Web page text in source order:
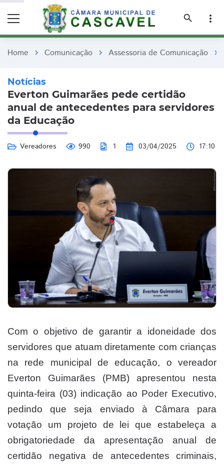
remove_red_eye
search
more_vert
Home chevron_right Comunicação chevron_right Assessoria de Comunicação chevron_right
Notícias
Everton Guimarães pede certidão
anual de antecedentes para servidores
da Educação
Vereadores 990 1 03/04/2025 17:10
Com o objetivo de garantir a idoneidade dos
servidores que atuam diretamente com crianças
na rede municipal de educação, o vereador
Everton Guimarães (PMB) apresentou nesta
quinta-feira (03) indicação ao Poder Executivo,
pedindo que seja enviado à Câmara para
votação um projeto de lei que estabeleça a
obrigatoriedade da apresentação anual de
certidão negativa de antecedentes criminais,